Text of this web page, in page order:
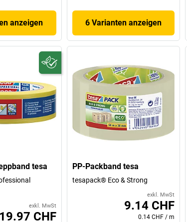
anzeigen 6 Varianten anzeigen
tesa
exkl. MwSt
19.97 CHF
PP-Packband tesa
tesapack® Eco & Strong
exkl. MwSt
9.14 CHF
0.14 CHF /m